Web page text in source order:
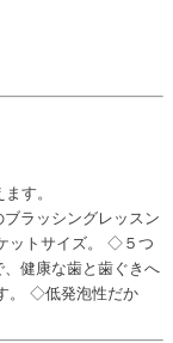
す。
ラッシングレッスン
ットサイズ。 ◇５つ
健康な歯と歯ぐきへ
。 ◇低発泡性だか